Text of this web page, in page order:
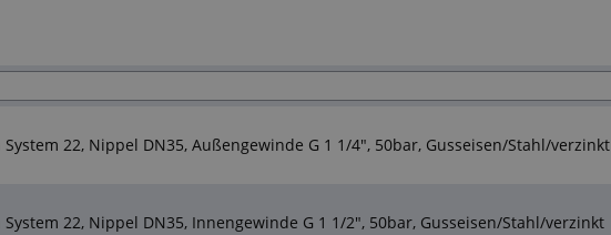
System 22, Nippel DN35, Außengewinde G 1 1/4", 50bar, Gusseisen/Stahl/verzinkt
System 22, Nippel DN35, Innengewinde G 1 1/2", 50bar, Gusseisen/Stahl/verzinkt